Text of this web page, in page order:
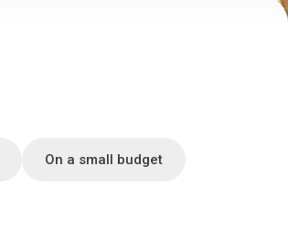
On a small budget